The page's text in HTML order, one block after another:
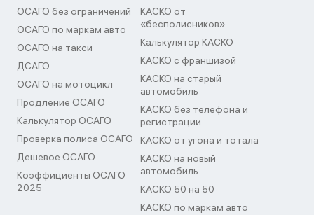
ОСАГО без ограничений
ОСАГО по маркам авто
ОСАГО на такси
ДСАГО
ОСАГО на мотоцикл
Продление ОСАГО
Калькулятор ОСАГО
Проверка полиса ОСАГО
Дешевое ОСАГО
Коэффициенты ОСАГО
2025
КАСКО от
«бесполисников»
Калькулятор КАСКО
КАСКО с франшизой
КАСКО на старый
автомобиль
КАСКО без телефона и
регистрации
КАСКО от угона и тотала
КАСКО на новый
автомобиль
КАСКО 50 на 50
КАСКО по маркам авто